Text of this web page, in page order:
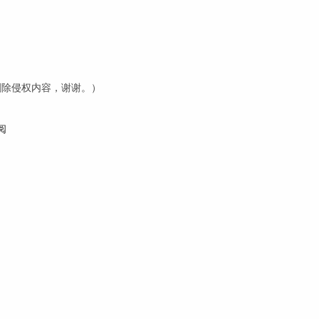
侵权内容，谢谢。）